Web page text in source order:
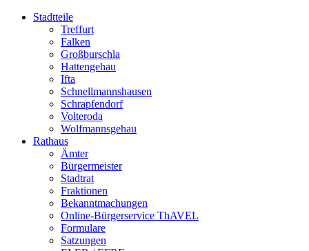
Stadtteile
Treffurt
Falken
Großburschla
Hattengehau
Ifta
Schnellmannshausen
Schrapfendorf
Volteroda
Wolfmannsgehau
Rathaus
Ämter
Bürgermeister
Stadtrat
Fraktionen
Bekanntmachungen
Online-Bürgerservice ThAVEL
Formulare
Satzungen